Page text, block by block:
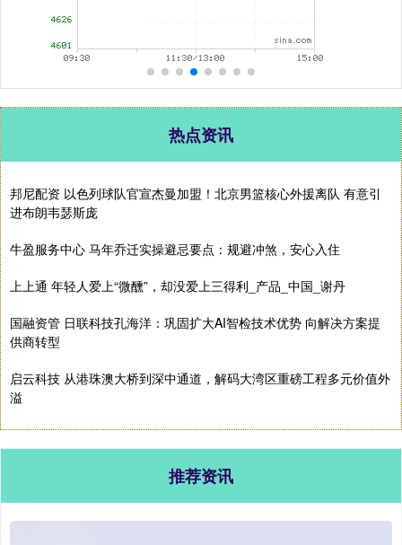
热点资讯
邦尼配资 以色列球队官宣杰曼加盟！北京男篮核心外援离队 有意引
进布朗韦瑟斯庞
牛盈服务中心 马年乔迁实操避忌要点：规避冲煞，安心入住
上上通 年轻人爱上“微醺”，却没爱上三得利_产品_中国_谢丹
国融资管 日联科技孔海洋：巩固扩大AI智检技术优势 向解决方案提
供商转型
启云科技 从港珠澳大桥到深中通道，解码大湾区重磅工程多元价值外
溢
推荐资讯